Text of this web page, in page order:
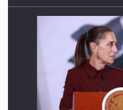
10 de Julio de 2026
Detienen a conductor por
9 de Julio de 2026
Reactivarán contraflujo en López